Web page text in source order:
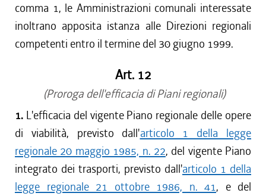
comma 1, le Amministrazioni comunali interessate
inoltrano apposita istanza alle Direzioni regionali
competenti entro il termine del 30 giugno 1999.
Art. 12
(Proroga dell'efficacia di Piani regionali)
1. L'efficacia del vigente Piano regionale delle opere
di viabilità, previsto dall'articolo 1 della legge
regionale 20 maggio 1985, n. 22, del vigente Piano
integrato dei trasporti, previsto dall'articolo 1 della
legge regionale 21 ottobre 1986, n. 41, e del